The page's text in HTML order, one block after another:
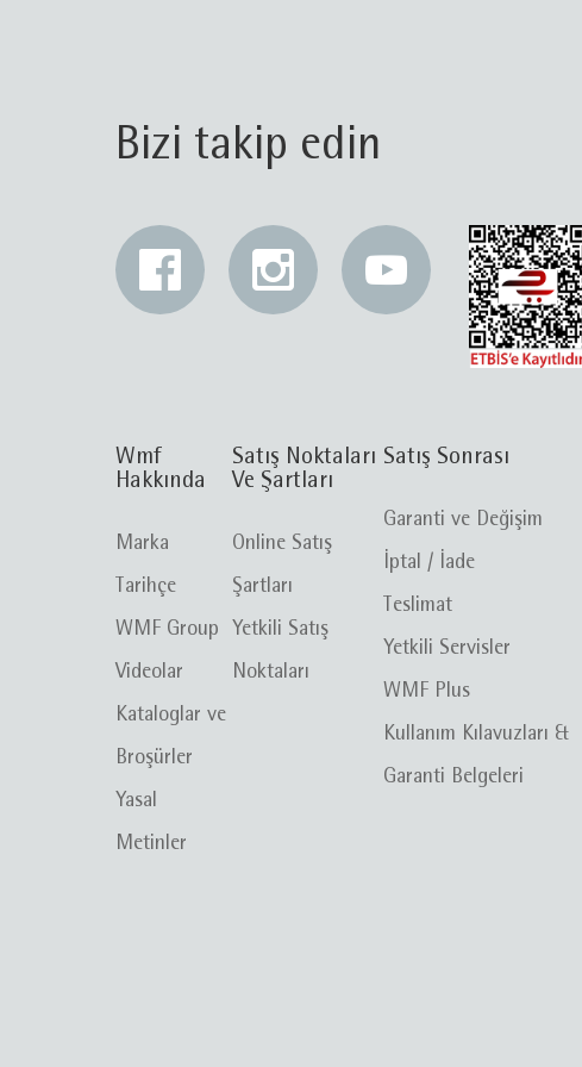
Bizi takip edin
Wmf
Hakkında
Marka
Tarihçe
WMF Group
Videolar
Kataloglar ve
Broşürler
Yasal
Metinler
Satış Noktaları
Ve Şartları
Online Satış
Şartları
Yetkili Satış
Noktaları
Satış Sonrası
Garanti ve Değişim
İptal / İade
Teslimat
Yetkili Servisler
WMF Plus
Kullanım Kılavuzları &
Garanti Belgeleri